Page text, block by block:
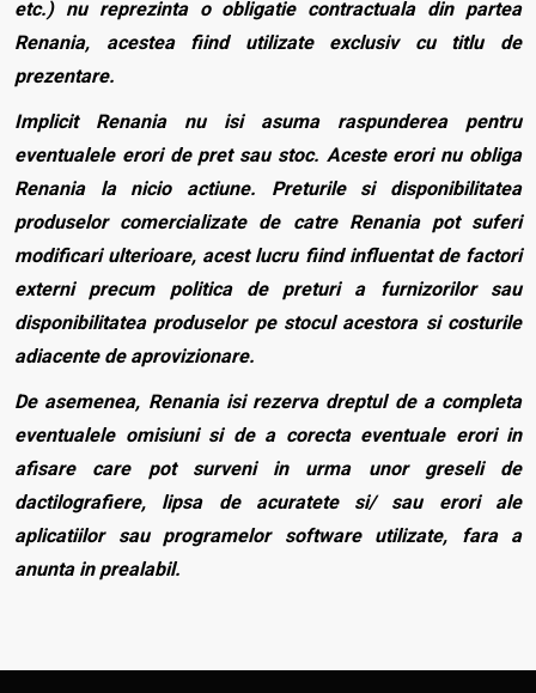
etc.) nu reprezinta o obligatie contractuala din partea
Renania, acestea fiind utilizate exclusiv cu titlu de
prezentare.
Implicit Renania nu isi asuma raspunderea pentru
eventualele erori de pret sau stoc. Aceste erori nu obliga
Renania la nicio actiune. Preturile si disponibilitatea
produselor comercializate de catre Renania pot suferi
modificari ulterioare, acest lucru fiind influentat de factori
externi precum politica de preturi a furnizorilor sau
disponibilitatea produselor pe stocul acestora si costurile
adiacente de aprovizionare.
De asemenea, Renania isi rezerva dreptul de a completa
eventualele omisiuni si de a corecta eventuale erori in
afisare care pot surveni in urma unor greseli de
dactilografiere, lipsa de acuratete si/ sau erori ale
aplicatiilor sau programelor software utilizate, fara a
anunta in prealabil.